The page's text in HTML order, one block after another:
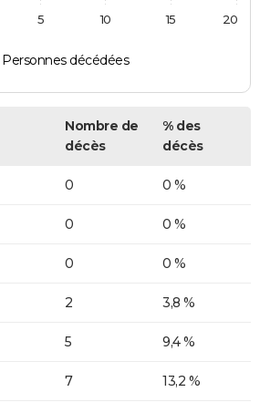
Personnes décédées
5 10 15 20
Nombre de
décès
% des
décès
0 0 %
0 0 %
0 0 %
2 3,8 %
5 9,4 %
7 13,2 %